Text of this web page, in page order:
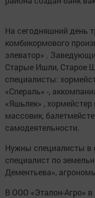
На сегодняшний день
комбикормового
элеватор» .
Старые Ишли, Старое
специалисты:
«Спераль» -,
«Яшьлек» ,
массовик,
самодеятельности.
Нужны специалисты в
специалист по
Дементьева»,
В ООО «Эталон-Агро»